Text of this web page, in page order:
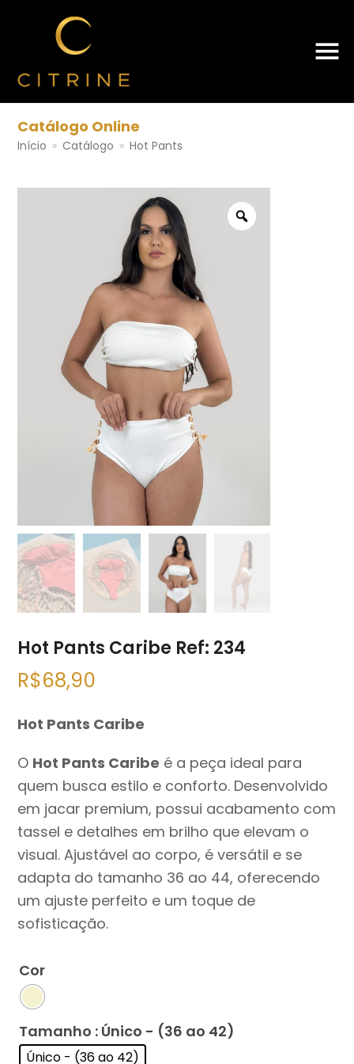
Catálogo Online
Início » Catálogo » Hot Pants
Hot Pants Caribe Ref: 234
R$68,90
Hot Pants Caribe
O Hot Pants Caribe é a peça ideal para
quem busca estilo e conforto. Desenvolvido
em jacar premium, possui acabamento com
tassel e detalhes em brilho que elevam o
visual. Ajustável ao corpo, é versátil e se
adapta do tamanho 36 ao 44, oferecendo
um ajuste perfeito e um toque de
sofisticação.
Cor
Tamanho : Único - (36 ao 42)
Único - (36 ao 42)